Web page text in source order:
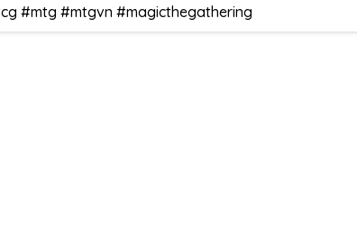
#mtg #mtgvn #magicthegathering